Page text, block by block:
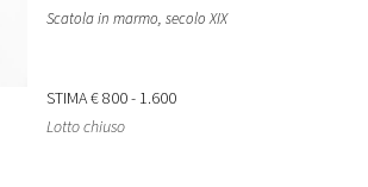
Scatola in marmo, secolo XIX
STIMA€ 800 - 1.600
Lotto chiuso